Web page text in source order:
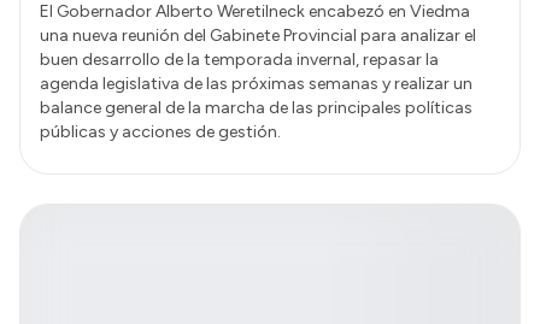
El Gobernador Alberto Weretilneck encabezó en Viedma
una nueva reunión del Gabinete Provincial para analizar el
buen desarrollo de la temporada invernal, repasar la
agenda legislativa de las próximas semanas y realizar un
balance general de la marcha de las principales políticas
públicas y acciones de gestión.